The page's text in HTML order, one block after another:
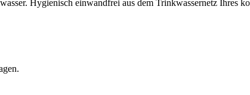
Hygienisch einwandfrei aus dem Trinkwassernetz Ihres